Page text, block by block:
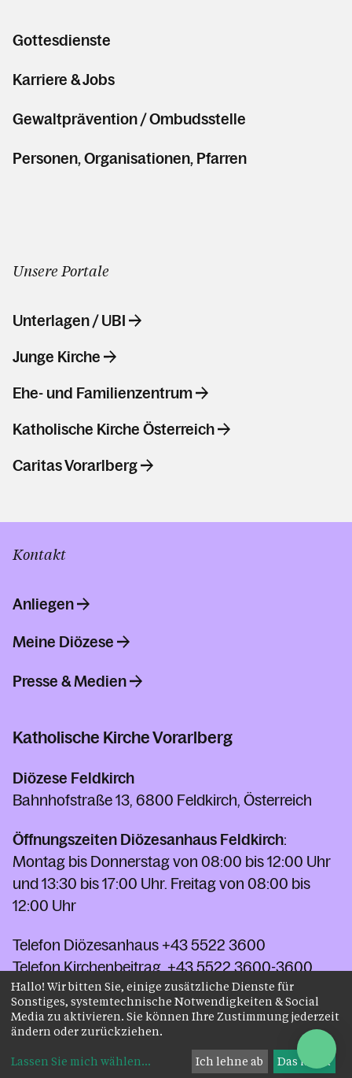
Gottesdienste
Karriere & Jobs
Gewaltprävention / Ombudsstelle
Personen, Organisationen, Pfarren
Unsere Portale
Unterlagen / UBI
Junge Kirche
Ehe- und Familienzentrum
Katholische Kirche Österreich
Caritas Vorarlberg
Kontakt
Anliegen
Meine Diözese
Presse & Medien
Katholische Kirche Vorarlberg
Diözese Feldkirch
Bahnhofstraße 13, 6800 Feldkirch, Österreich
Öffnungszeiten Diözesanhaus Feldkirch:
Montag bis Donnerstag von 08:00 bis 12:00 Uhr
und 13:30 bis 17:00 Uhr. Freitag von 08:00 bis
12:00 Uhr
Telefon Diözesanhaus +43 5522 3600
Telefon Kirchenbeitrag+43 5522 3600-3600
Fax+43 5522 3600-3110-5
kontakt@kath-kirche-vorarlberg.at
Kontakt
Hallo! Wir bitten Sie, einige zusätzliche Dienste für
Sonstiges, systemtechnische Notwendigkeiten & Social
Media zu aktivieren. Sie können Ihre Zustimmung jederzeit
ändern oder zurückziehen.
Lassen Sie mich wählen... Ich lehne ab Das ist ok